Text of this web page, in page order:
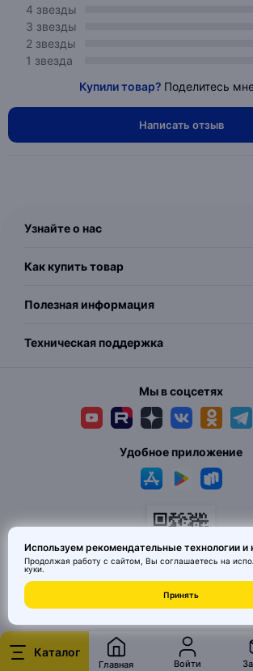
Каталог
Главная Войти
4 звезды
3 звезды
2 звезды
1 звезда
Купили товар? Поделитесь
Написать отзыв
Узнайте о нас
Как купить товар
Полезная информация
Техническая поддержка
Мы в соцсетях
© 2026 MAI HE MAI. Маркетплейс
Китая по ценам заводов. Все права
Удобное приложение
Используем рекомендательные технологии и
Продолжая работу с сайтом, Вы соглашаетесь на
куки.
Принять